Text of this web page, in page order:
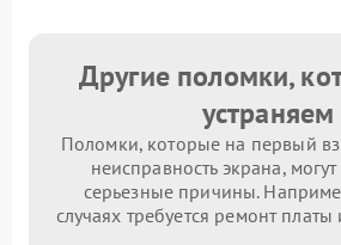
Другие поломки,
устраняем
Поломки, которые на первый
неисправность экрана,
серьезные причины.
случаях требуется ремонт